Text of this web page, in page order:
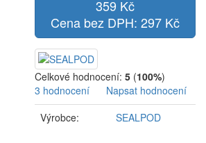
359 Kč
Cena bez DPH: 297 Kč
Celkové hodnocení: 5 (100%)
3 hodnocení
Napsat hodnocení
Výrobce:
SEALPOD